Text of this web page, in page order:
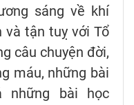
sáng về khí
và tận tuỵ với Tổ
câu chuyện đời,
máu, những bài
những bài học